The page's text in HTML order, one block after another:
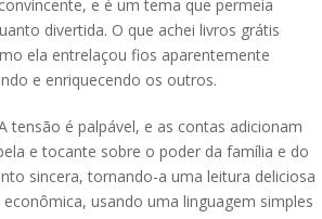
e é um tema que permeia
divertida. O que achei livros grátis
ela entrelaçou fios aparentemente
e enriquecendo os outros.
tensão é palpável, e as contas adicionam
e tocante sobre o poder da família e do
sincera, tornando-a uma leitura deliciosa
usando uma linguagem simples